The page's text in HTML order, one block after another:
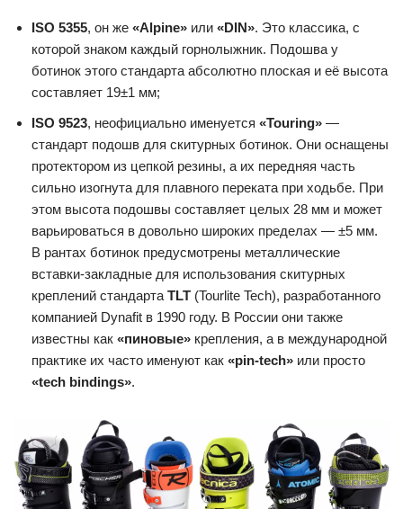
ISO 5355, он же «Alpine» или «DIN». Это классика, с
которой знаком каждый горнолыжник. Подошва у
ботинок этого стандарта абсолютно плоская и её высота
составляет 19±1 мм;
ISO 9523, неофициально именуется «Touring» —
стандарт подошв для скитурных ботинок. Они оснащены
протектором из цепкой резины, а их передняя часть
сильно изогнута для плавного переката при ходьбе. При
этом высота подошвы составляет целых 28 мм и может
варьироваться в довольно широких пределах — ±5 мм.
В рантах ботинок предусмотрены металлические
вставки-закладные для использования скитурных
креплений стандартаTLT (Tourlite Tech), разработанного
компанией Dynafit в 1990 году. В России они также
известны как «пиновые» крепления, а в международной
практике их часто именуют как «pin-tech» или просто
«tech bindings».